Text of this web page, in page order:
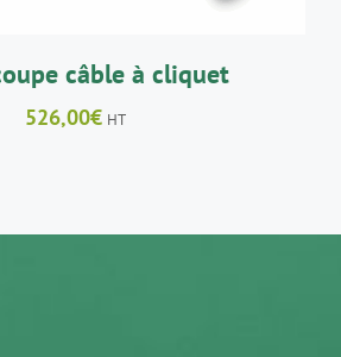
câble à cliquet
526,00€ HT